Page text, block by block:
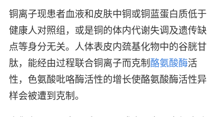
铜离子现患者血液和皮肤中铜或铜蓝蛋白质低于
健康人对照组，或是铜的体内代谢失调及遗传缺
点等身分无关。人体表皮内巯基化物中的谷胱甘
肽，能经由过程联合铜离子而克制酪氨酸酶活
性，色氨酸吡咯酶活性的增长使酪氨酸酶活性异
样会被遭到克制。